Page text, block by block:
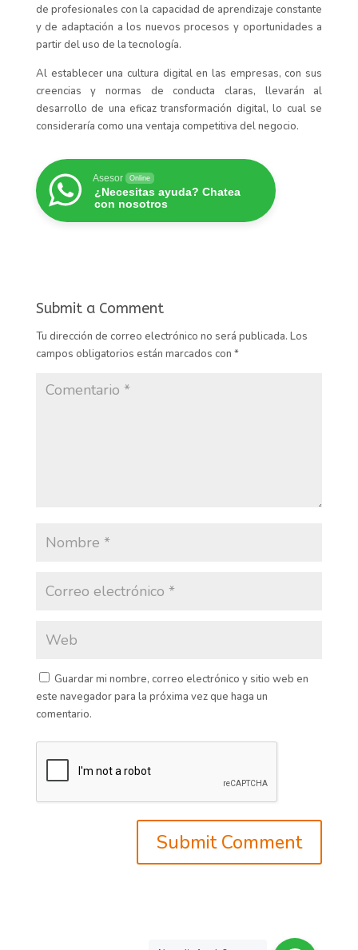
de profesionales con la capacidad de aprendizaje constante
y de adaptación a los nuevos procesos y oportunidades a
partir del uso de la tecnología.
Al establecer una cultura digital en las empresas, con sus
creencias y normas de conducta claras, llevarán al
desarrollo de una eficaz transformación digital, lo cual se
consideraría como una ventaja competitiva del negocio.
Asesor Online
¿Necesitas ayuda? Chatea
con nosotros
Submit a Comment
Tu dirección de correo electrónico no será publicada. Los
campos obligatorios están marcados con *
Guardar mi nombre, correo electrónico y sitio web en
este navegador para la próxima vez que haga un
comentario.